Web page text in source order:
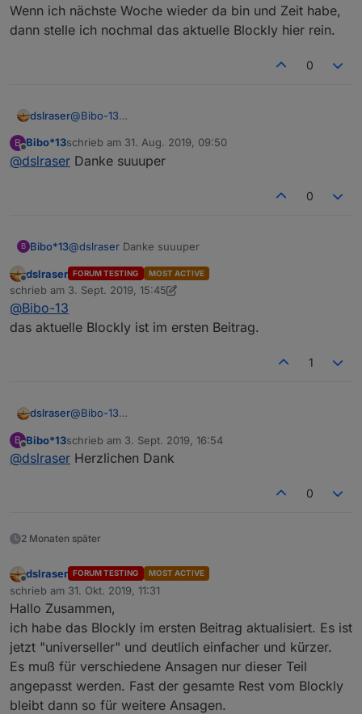
aussprechen lässt.
Umlaute verwenden, damit vermeidet man direkt im
Als erstes solltet ihr in den Aufzählungen neue
Gruppe klicken
01_Anzeigen_und_Listen
02_Trigger_und_Schalter
03_HTML_Daten hat zwei Unterordner
veränderbar und sieht so aus (helle Einstellung aktiv)
03_HTML_Eigene_Einstellung enthält die gleichen
Wenn ich nächste Woche wieder da bin und Zeit habe,
dann stelle ich nochmal das aktuelle Blockly hier rein.
0
dslraser@Bibo-13
"Ansage" in meinem aktuellen Blocklys noch mal
geändert habe. (sind dann deutlich weniger
und Zeit habe, dann stelle ich nochmal das aktuelle
B
Offline
Bibo*13schrieb am 31. Aug. 2019, 09:50
zuletzt editiert von
@dslraser Danke suuuper
0
B Bibo*13@dslraser Danke suuuper
Offline
dslraser FORUM TESTING MOST ACTIVE
schrieb am 3. Sept. 2019, 15:45
zuletzt editiert von dslraser
@Bibo-13
das aktuelle Blockly ist im ersten Beitrag.
1
dslraser@Bibo-13
B
Offline
Bibo*13schrieb am 3. Sept. 2019, 16:54
zuletzt editiert von
@dslraser Herzlichen Dank
0
2 Monaten später
Offline
dslraser FORUM TESTING MOST ACTIVE
schrieb am 31. Okt. 2019, 11:31
zuletzt editiert von
Hallo Zusammen,
ich habe das Blockly im ersten Beitrag aktualisiert. Es ist
jetzt "universeller" und deutlich einfacher und kürzer.
Es muß für verschiedene Ansagen nur dieser Teil
angepasst werden. Fast der gesamte Rest vom Blockly
bleibt dann so für weitere Ansagen.